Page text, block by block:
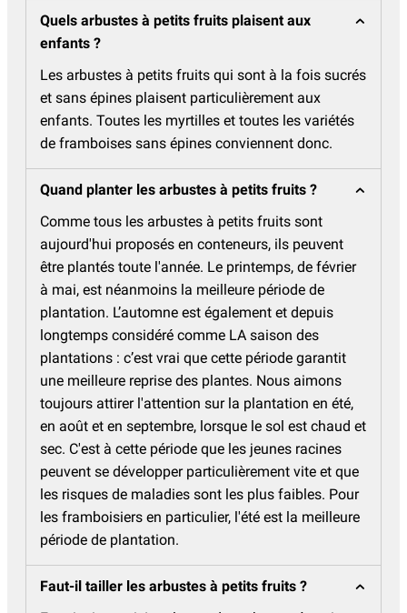
Quels arbustes à petits fruits plaisent aux
enfants ?
Les arbustes à petits fruits qui sont à la fois sucrés
et sans épines plaisent particulièrement aux
enfants. Toutes les myrtilles et toutes les variétés
de framboises sans épines conviennent donc.
Quand planter les arbustes à petits fruits ?
Comme tous les arbustes à petits fruits sont
aujourd'hui proposés en conteneurs, ils peuvent
être plantés toute l'année. Le printemps, de février
à mai, est néanmoins la meilleure période de
plantation. L’automne est également et depuis
longtemps considéré comme LA saison des
plantations : c’est vrai que cette période garantit
une meilleure reprise des plantes. Nous aimons
toujours attirer l'attention sur la plantation en été,
en août et en septembre, lorsque le sol est chaud et
sec. C'est à cette période que les jeunes racines
peuvent se développer particulièrement vite et que
les risques de maladies sont les plus faibles. Pour
les framboisiers en particulier, l'été est la meilleure
période de plantation.
Faut-il tailler les arbustes à petits fruits ?